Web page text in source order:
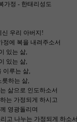
가정 - 한태리성도
신 우리 아버지!
정에 복을 내려주소서
있는 삶,
있는 삶,
이루는 삶,
릇하는 삶,
삶으로 인도하소서
는 가정되게 하시고
영광돌리며
고 나누는 가정되게 하소서